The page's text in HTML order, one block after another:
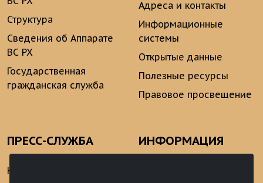
Структура
Сведения об Аппарате
ВС РХ
Государственная
гражданская служба
Адреса и контакты
Информационные
системы
Открытые данные
Полезные ресурсы
Правовое просвещение
ПРЕСС-СЛУЖБА
Новости
ИНФОРМАЦИЯ